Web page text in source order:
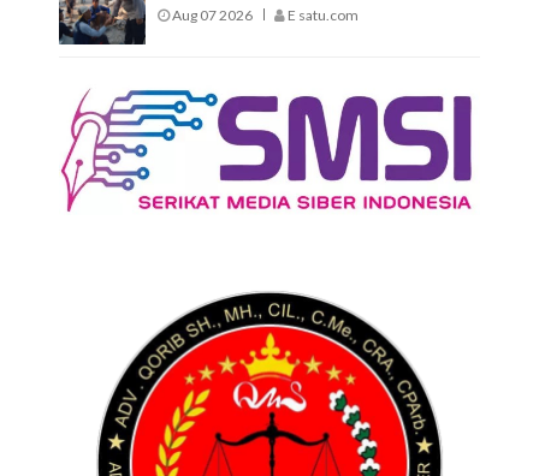
Aug 07 2026 E satu.com